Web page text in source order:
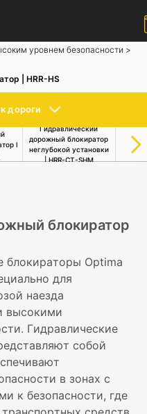
дороги Боллард
знаков
уровнем безопасности >
| HRR-HS
дороги
l
Гидравлический
дорожный блокиратор
неглубокой установки
| HRR-CT-SHM
|
блокиратор
блокираторы Optima
для
наезда
высокими
Гидравлические
собой
в зонах с
к безопасности, где